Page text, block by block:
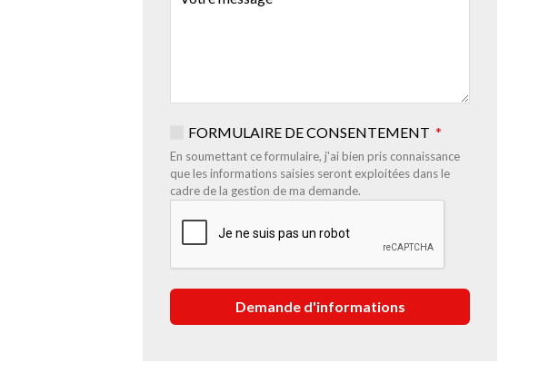
FORMULAIRE DE CONSENTEMENT
En soumettant ce formulaire, j'ai bien pris connaissance
que les informations saisies seront exploitées dans le
cadre de la gestion de ma demande.